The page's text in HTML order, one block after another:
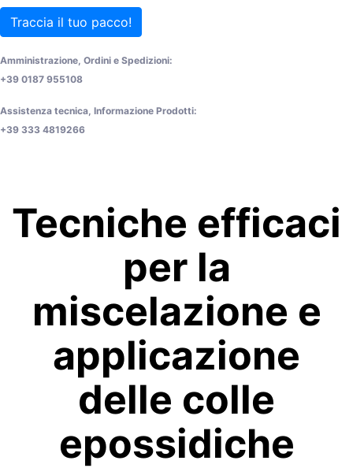
Traccia il tuo pacco!
Amministrazione, Ordini e Spedizioni:
+39 0187 955108
Assistenza tecnica, Informazione Prodotti:
+39 333 4819266
Tecniche efficaci
per la
miscelazione e
applicazione
delle colle
epossidiche